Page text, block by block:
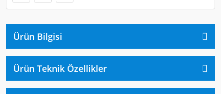
Ürün Bilgisi
Ürün Teknik Özellikler